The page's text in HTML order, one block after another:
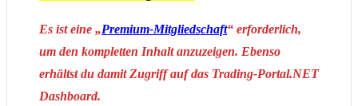
Es ist eine „Premium-Mitgliedschaft“ erforderlich,
um den kompletten Inhalt anzuzeigen. Ebenso
erhältst du damit Zugriff auf das Trading-Portal.NET
Dashboard.